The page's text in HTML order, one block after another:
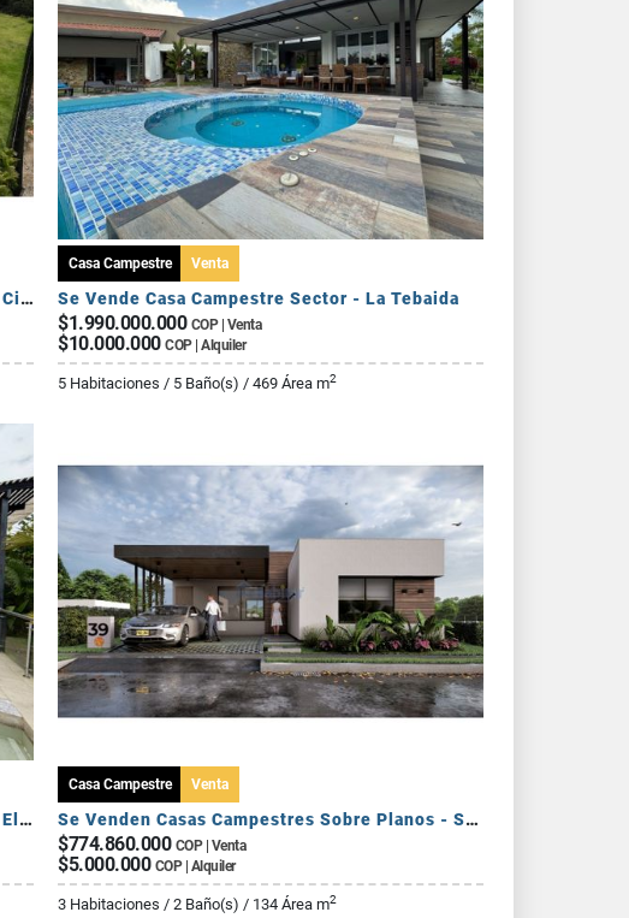
Se Vende Exclusiva Casa Campestre - Sector Circasia
Casa Campestre Venta
Se Vende Casa Campestre Sector - La Tebaida
$1.990.000.000 COP | Venta
$10.000.000 COP | Alquiler
5 Habitaciones / 5 Baño(s) / 469 Área m2
Se Vende Exclusiva Casa Campestre - Sector El Caimo
Casa Campestre Venta
Se Venden Casas Campestres Sobre Planos - Sector Circasia
$774.860.000 COP | Venta
$5.000.000 COP | Alquiler
3 Habitaciones / 2 Baño(s) / 134 Área m2